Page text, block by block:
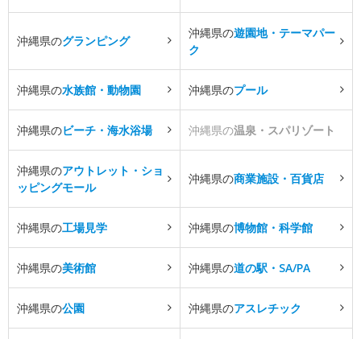
沖縄県のグランピング
沖縄県の遊園地・テーマパー
ク
沖縄県の水族館・動物園 沖縄県のプール
沖縄県のビーチ・海水浴場 沖縄県の温泉・スパリゾート
沖縄県のアウトレット・ショ
ッピングモール
沖縄県の商業施設・百貨店
沖縄県の工場見学 沖縄県の博物館・科学館
沖縄県の美術館 沖縄県の道の駅・SA/PA
沖縄県の公園 沖縄県のアスレチック